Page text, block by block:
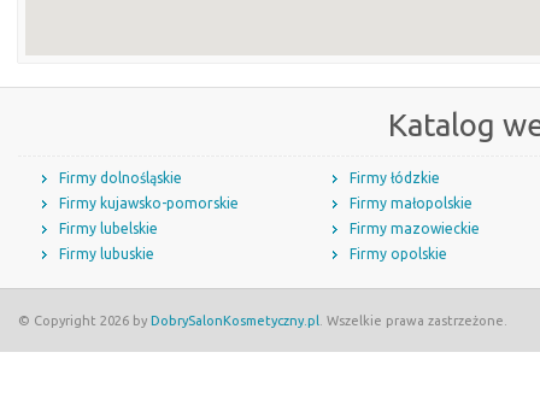
Katalog
Firmy dolnośląskie
Firmy kujawsko-pomorskie
Firmy lubelskie
Firmy lubuskie
Firmy łódzkie
Firmy małopolskie
Firmy mazowieckie
Firmy opolskie
© Copyright 2026 by DobrySalonKosmetyczny.pl . Wszelkie prawa zastrzeżone.